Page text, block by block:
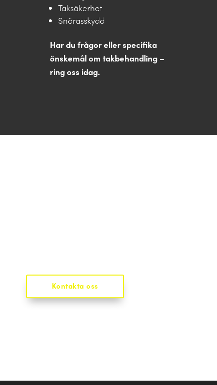
Taksäkerhet
Snörasskydd
Har du frågor eller specifika
önskemål om takbehandling –
ring oss idag.
Kontakta oss